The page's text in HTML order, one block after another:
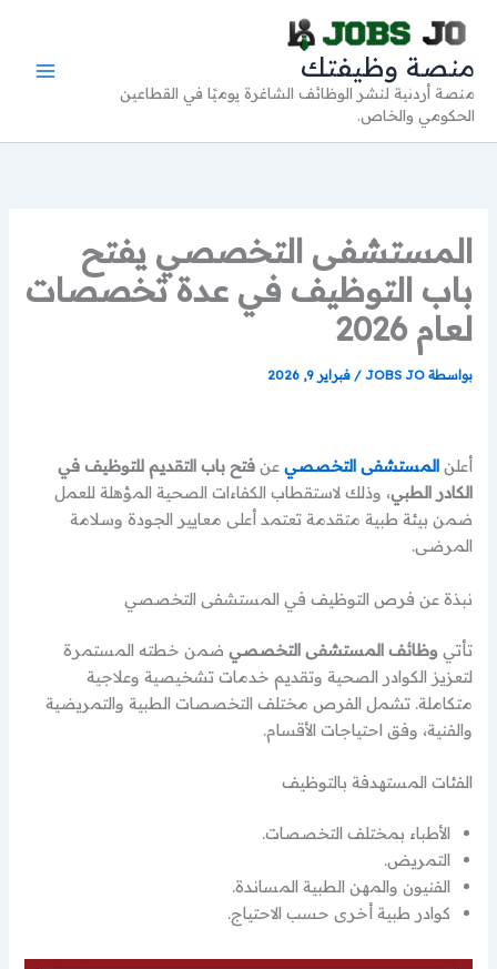
المحتوى
منصة وظيفتك
منصة أردنية لنشر الوظائف الشاغرة يوميًا في القطاعين
الحكومي والخاص.
المستشفى التخصصي يفتح
باب التوظيف في عدة تخصصات
لعام 2026
بواسطة JOBS JO
/فبراير 9, 2026
أعلنالمستشفى التخصصي عنفتح باب التقديم للتوظيف في
الكادر الطبي، وذلك لاستقطاب الكفاءات الصحية المؤهلة للعمل
ضمن بيئة طبية متقدمة تعتمد أعلى معايير الجودة وسلامة
المرضى.
نبذة عن فرص التوظيف في المستشفى التخصصي
تأتيوظائف المستشفى التخصصي ضمن خطته المستمرة
لتعزيز الكوادر الصحية وتقديم خدمات تشخيصية وعلاجية
متكاملة. تشمل الفرص مختلف التخصصات الطبية والتمريضية
والفنية، وفق احتياجات الأقسام.
الفئات المستهدفة بالتوظيف
الأطباء بمختلف التخصصات.
التمريض.
الفنيون والمهن الطبية المساندة.
كوادر طبية أخرى حسب الاحتياج.